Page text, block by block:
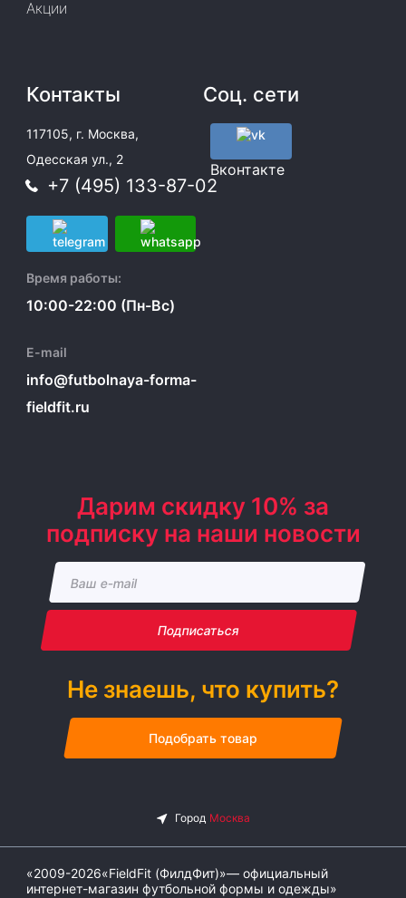
Акции
Контакты
117105, г. Москва,
Одесская ул., 2
+7 (495) 133-87-02
Время работы:
10:00-22:00 (Пн-Вс)
E-mail
info@futbolnaya-forma-
fieldfit.ru
Соц. сети
Вконтакте
Дарим скидку 10% за
подписку на наши новости
Подписаться
Не знаешь, что купить?
Подобрать товар
«2009-2026«FieldFit (ФилдФит)»— официальный
интернет-магазин футбольной формы и одежды»